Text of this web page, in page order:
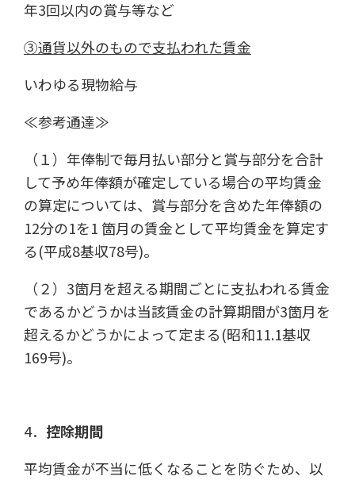
年3回以内の賞与等など
③通貨以外のもので支払われた賃金
いわゆる現物給与
≪参考通達≫
（１）年俸制で毎月払い部分と賞与部分を合計
して予め年俸額が確定している場合の平均賃金
の算定については、賞与部分を含めた年俸額の
12分の1を1 箇月の賃金として平均賃金を算定す
る(平成8基収78号)。
（２）3箇月を超える期間ごとに支払われる賃金
であるかどうかは当該賃金の計算期間が3箇月を
超えるかどうかによって定まる(昭和11.1基収
169号)。
4． 控除期間
平均賃金が不当に低くなることを防ぐため、以